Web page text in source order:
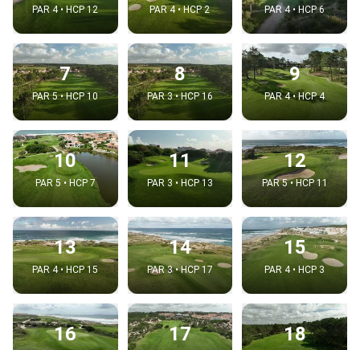
PAR 4 • HCP 12 PAR 4 • HCP 2 PAR 4 • HCP 6
7
PAR 5 • HCP 10
8
PAR 3 • HCP 16
9
PAR 4 • HCP 4
10
PAR 5 • HCP 7
11
PAR 3 • HCP 13
12
PAR 5 • HCP 11
13
PAR 4 • HCP 15
14
PAR 3 • HCP 17
15
PAR 4 • HCP 3
16 17 18